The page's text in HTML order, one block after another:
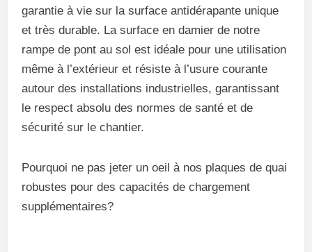
garantie à vie sur la surface antidérapante unique
et très durable. La surface en damier de notre
rampe de pont au sol est idéale pour une utilisation
même à l’extérieur et résiste à l’usure courante
autour des installations industrielles, garantissant
le respect absolu des normes de santé et de
sécurité sur le chantier.
Pourquoi ne pas jeter un oeil à nos plaques de quai
robustes pour des capacités de chargement
supplémentaires?